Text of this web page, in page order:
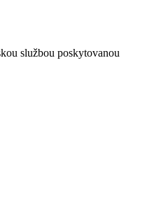
službou poskytovanou